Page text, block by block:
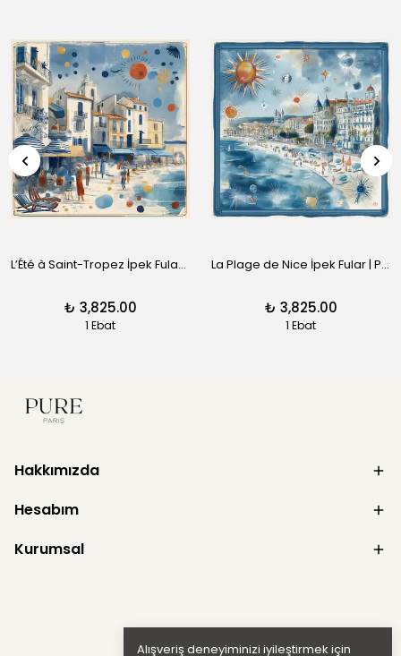
Alışveriş deneyiminizi iyileştirmek için
L’Été à Saint-Tropez İpek Fular | Pure Paris
₺ 3,825.00
1 Ebat
La Plage de Nice İpek Fular | Pure Paris
₺ 3,825.00
1 Ebat
Hakkımızda
Hesabım
Kurumsal